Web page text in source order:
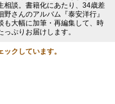
相談。書籍化にあたり、34歳差
さんのアルバム『泰安洋行』
も大幅に加筆・再編集して、時
ぷりお届けします。
クしています。